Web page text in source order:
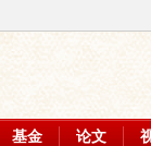
基金 论文